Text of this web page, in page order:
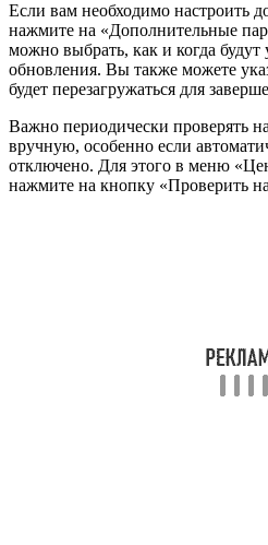
Если вам необходимо настроить
нажмите на «Дополнительные
можно выбрать, как и когда будут
обновления. Вы также можете
будет перезагружаться для
Важно периодически проверять
вручную, особенно если
отключено. Для этого в меню
нажмите на кнопку «Проверить